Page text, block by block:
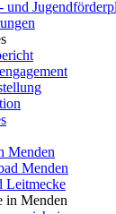
und
Menden
Menden
Leitmecke
in Menden